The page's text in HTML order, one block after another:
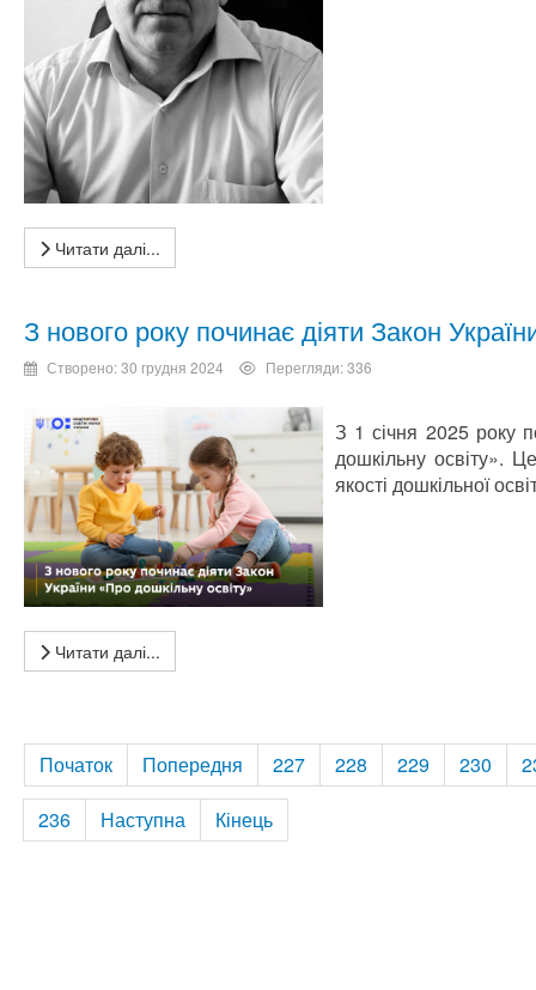
Читати далі...
З нового року починає діяти Закон
Створено: 30 грудня 2024 Перегляди: 336
З 1 січня 2025 року
дошкільну освіту».
якості дошкільної
Читати далі...
Початок Попередня 227 228 229 230
236
Наступна Кінець